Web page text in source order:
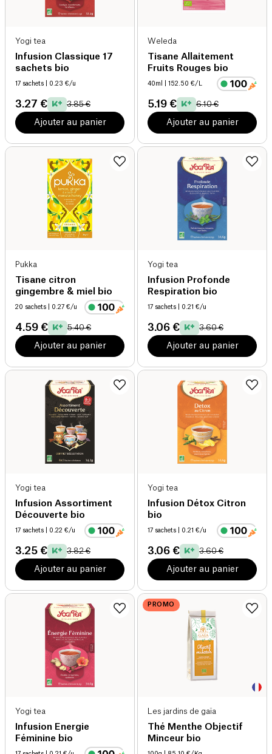
Yogi tea
Infusion Classique 17
sachets bio
17 sachets | 0.23 €/u
3.27 € 3.85 €
Ajouter au panier
Weleda
Tisane Allaitement
Fruits Rouges bio
40ml | 152.50 €/L
5.19 € 6.10 €
Ajouter au panier
Pukka
Tisane citron
gingembre & miel bio
20 sachets | 0.27 €/u
4.59 € 5.40 €
Ajouter au panier
Yogi tea
Infusion Profonde
Respiration bio
17 sachets | 0.21 €/u
3.06 € 3.60 €
Ajouter au panier
Yogi tea
Infusion Assortiment
Découverte bio
17 sachets | 0.22 €/u
3.25 € 3.82 €
Ajouter au panier
Yogi tea
Infusion Détox Citron
bio
17 sachets | 0.21 €/u
3.06 € 3.60 €
Ajouter au panier
Yogi tea
Infusion Energie
Féminine bio
PROMO
Les jardins de gaïa
Thé Menthe Objectif
Minceur bio